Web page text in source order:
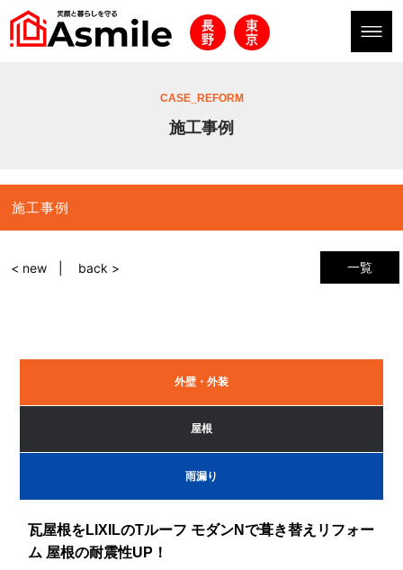
CASE_REFORM
施工事例
施工事例
一覧
< new back >
外壁・外装
屋根
雨漏り
瓦屋根をLIXILのTルーフ モダンNで葺き替えリフォー
ム 屋根の耐震性UP！